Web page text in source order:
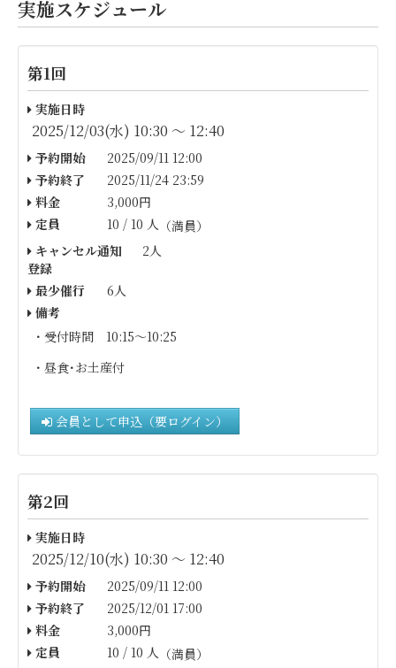
実施スケジュール
第1回
実施日時
2025/12/03(水) 10:30 〜 12:40
予約開始
2025/09/11 12:00
予約終了
2025/11/24 23:59
料金
3,000円
定員
10 / 10 人 （満員）
キャンセル通知
登録
2人
最少催行
6人
備考
・受付時間 10:15～10:25
・昼食･お土産付
会員として申込（要ログイン）
第2回
実施日時
2025/12/10(水) 10:30 〜 12:40
予約開始
2025/09/11 12:00
予約終了
2025/12/01 17:00
料金
3,000円
定員
10 / 10 人 （満員）